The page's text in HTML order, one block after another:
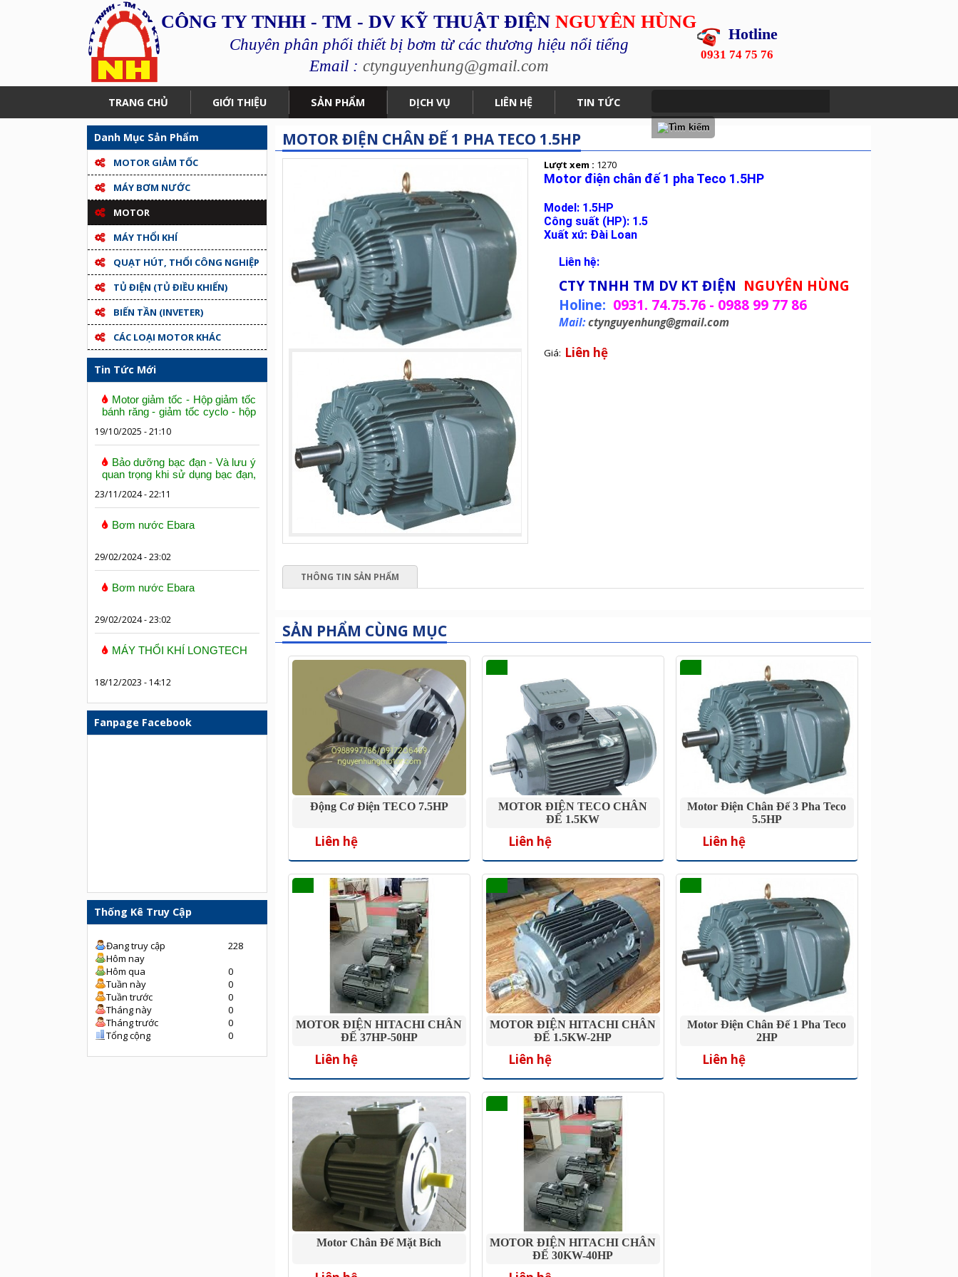
CÔNG TY TNHH - TM - DV KỸ THUẬT ĐIỆN NGUYÊN HÙNG
Chuyên phân phối thiết bị bơm từ các thương hiệu nổi tiếng
Email : ctynguyenhung@gmail.com
Hotline
0931 74 75 76
TRANG CHỦ GIỚI THIỆU SẢN PHẨM DỊCH VỤ LIÊN HỆ TIN TỨC
Danh Mục Sản Phẩm
MOTOR GIẢM TỐC
MÁY BƠM NƯỚC
MOTOR
MÁY THỔI KHÍ
QUẠT HÚT, THỔI CÔNG NGHIỆP
TỦ ĐIỆN (TỦ ĐIỀU KHIỂN)
BIẾN TẦN (INVETER)
CÁC LOẠI MOTOR KHÁC
Tin Tức Mới
Motor giảm tốc - Hộp giảm tốc
bánh răng - giảm tốc cyclo - hộp
19/10/2025 - 21:10
Bảo dưỡng bạc đạn - Và lưu ý
quan trọng khi sử dụng bạc đạn,
23/11/2024 - 22:11
Bơm nước Ebara
29/02/2024 - 23:02
Bơm nước Ebara
29/02/2024 - 23:02
MÁY THỔI KHÍ LONGTECH
18/12/2023 - 14:12
Fanpage Facebook
Thống Kê Truy Cập
Đang truy cập
228
Hôm nay
Hôm qua
0
Tuần này
0
Tuần trước
0
Tháng này
0
Tháng trước
0
Tổng cộng
0
MOTOR ĐIỆN CHÂN ĐẾ 1 PHA TECO 1.5HP
Lượt xem : 1270
Motor điện chân đế 1 pha Teco 1.5HP
Model: 1.5HP
Công suất (HP): 1.5
Xuất xứ: Đài Loan
Liên hệ:
CTY TNHH TM DV KT ĐIỆN NGUYÊN HÙNG
Holine: 0931. 74.75.76 - 0988 99 77 86
Mail:ctynguyenhung@gmail.com
Giá: Liên hệ
THÔNG TIN SẢN PHẨM
SẢN PHẨM CÙNG MỤC
Động Cơ Điện TECO 7.5HP
Liên hệ
MOTOR ĐIỆN TECO CHÂN
ĐẾ 1.5KW
Liên hệ
Motor Điện Chân Đế 3 Pha Teco
5.5HP
Liên hệ
MOTOR ĐIỆN HITACHI CHÂN
ĐẾ 37HP-50HP
Liên hệ
MOTOR ĐIỆN HITACHI CHÂN
ĐẾ 1.5KW-2HP
Liên hệ
Motor Điện Chân Đế 1 Pha Teco
2HP
Liên hệ
Motor Chân Đế Mặt Bích
MOTOR ĐIỆN HITACHI CHÂN
ĐẾ 30KW-40HP